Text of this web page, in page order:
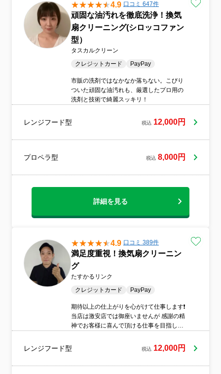
4.9 口コミ 647件
頑固な油汚れを徹底洗浄！換気
扇クリーニング(シロッコファン
型）
タスカルクリーン
クレジットカード
PayPay
市販の洗剤ではなかなか落ちない。こびり
ついた頑固な油汚れも、厳選したプロ用の
洗剤と技術で綺麗スッキリ！
レンジフード型 税込 12,000円
プロペラ型 税込 8,000円
詳細を見る
4.9 口コミ 389件
満足度重視！換気扇クリーニン
グ
たすかるリンク
クレジットカード
PayPay
期待以上の仕上がりを心がけて仕事します❗️
当店は激安店では御座いませんが 感謝の精
神でお客様に喜んで頂ける仕事を目指して
仕上げます。 お客様へ仕上がりに満足を提
供致します。 業界大手で経験した技術とサ
レンジフード型 税込 12,000円